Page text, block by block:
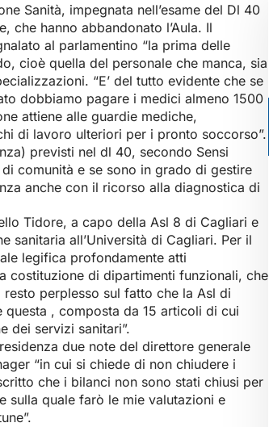
Sanità, impegnata nell’esame del Dl 40
che hanno abbandonato l’Aula. Il
al parlamentino “la prima delle
cioè quella del personale che manca, sia
“E’ del tutto evidente che se
dobbiamo pagare i medici almeno 1500
attiene alle guardie mediche,
di lavoro ulteriori per i pronto soccorso”.
previsti nel dl 40, secondo Sensi
comunità e se sono in grado di gestire
anche con il ricorso alla diagnostica di
Tidore, a capo della Asl 8 di Cagliari e
sanitaria all’Università di Cagliari. Per il
legifica profondamente atti
costituzione di dipartimenti funzionali, che
perplesso sul fatto che la Asl di
, composta da 15 articoli di cui
dei servizi sanitari”.
due note del direttore generale
“in cui si chiede di non chiudere i
che i bilanci non sono stati chiusi per
sulla quale farò le mie valutazioni e